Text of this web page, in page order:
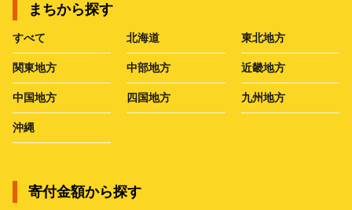
まちから探す
すべて 北海道 東北地方
関東地方 中部地方 近畿地方
中国地方 四国地方 九州地方
沖縄
寄付金額から探す